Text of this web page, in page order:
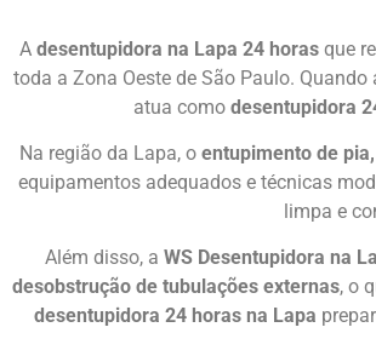
A desentupidora na Lapa 24 horas que
toda a Zona Oeste de São Paulo.
atua como desentupidora
Na região da Lapa, o entupimento de
equipamentos adequados e técnicas
limpa e
Além disso, a WS Desentupidora na
desobstrução de tubulações externas, o
desentupidora 24 horas na Lapa